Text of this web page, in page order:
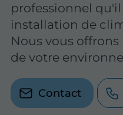
professionnel
installation de
Nous vous
de votre
Contact